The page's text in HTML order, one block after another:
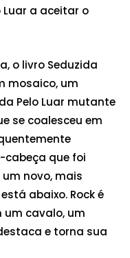
Luar a aceitar o
o livro Seduzida
mosaico, um
Pelo Luar mutante
se coalesceu em
cabeça que foi
novo, mais
abaixo. Rock é
cavalo, um
e torna sua